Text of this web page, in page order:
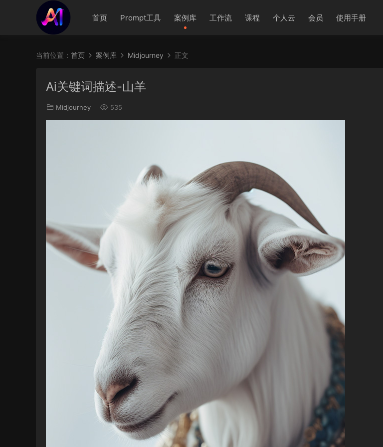
首页 Prompt工具 案例库 工作流 课程 个人云 会员 使用手册
当前位置： 首页 案例库 Midjourney 正文
Ai关键词描述-山羊
Midjourney 535